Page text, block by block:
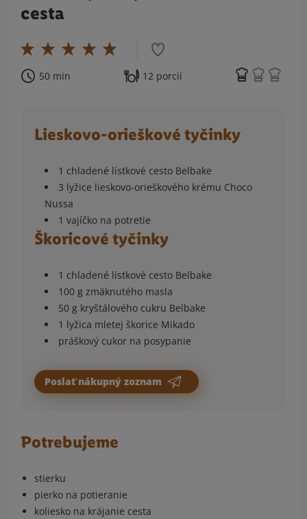
cesta
50 min 12 porcií
Lieskovo-orieškové tyčinky
1 chladené lístkové cesto Belbake
3 lyžice lieskovo-orieškového krému Choco
Nussa
1 vajíčko na potretie
Škoricové tyčinky
1 chladené lístkové cesto Belbake
100 g zmäknutého masla
50 g kryštálového cukru Belbake
1 lyžica mletej škorice Mikado
práškový cukor na posypanie
Poslať nákupný zoznam
Potrebujeme
stierku
pierko na potieranie
koliesko na krájanie cesta